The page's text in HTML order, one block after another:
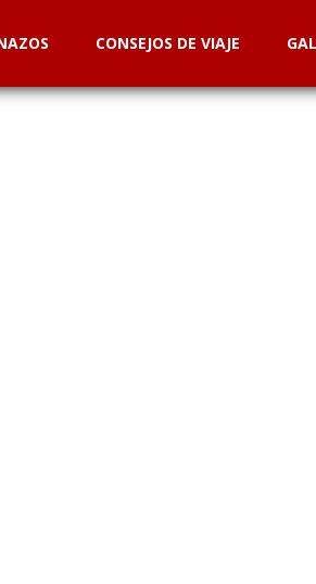
CONSEJOS DE VIAJE